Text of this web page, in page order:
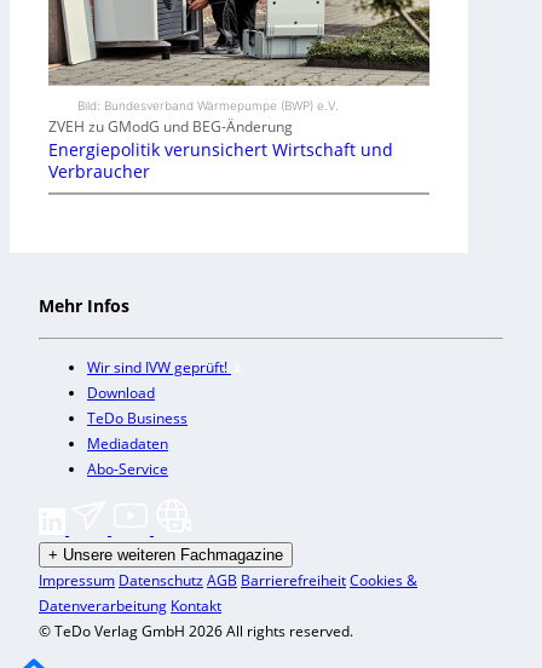
Bild: Bundesverband Wärmepumpe (BWP) e.V.
ZVEH zu GModG und BEG-Änderung
Energiepolitik verunsichert Wirtschaft und
Verbraucher
Mehr Infos
Wir sind IVW geprüft!
Download
TeDo Business
Mediadaten
Abo-Service
+ Unsere weiteren Fachmagazine
Impressum DatenschutzAGB BarrierefreiheitCookies &
Datenverarbeitung Kontakt
© TeDo Verlag GmbH 2026 All rights reserved.